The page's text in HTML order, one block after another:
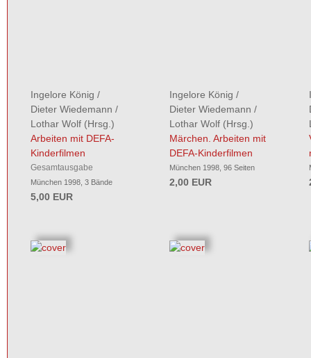
Ingelore König /
Dieter Wiedemann /
Lothar Wolf (Hrsg.)
Arbeiten mit DEFA-
Kinderfilmen
Gesamtausgabe
München 1998, 3 Bände
5,00 EUR
Ingelore König /
Dieter Wiedemann /
Lothar Wolf (Hrsg.)
Märchen. Arbeiten mit
DEFA-Kinderfilmen
München 1998, 96 Seiten
2,00 EUR